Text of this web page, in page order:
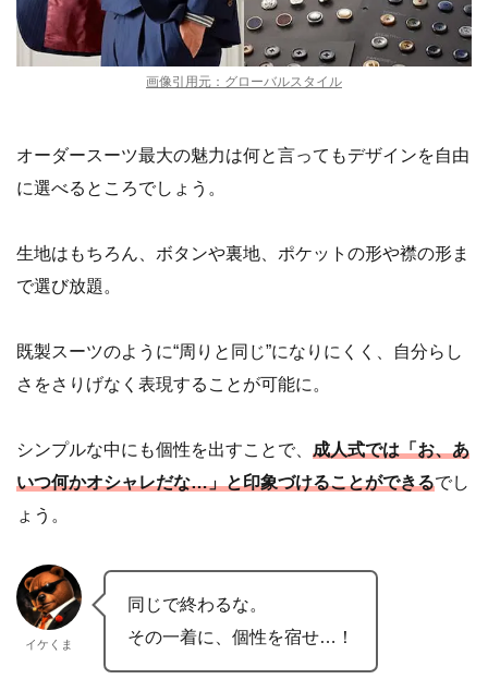
画像引用元：グローバルスタイル
オーダースーツ最大の魅力は何と言ってもデザインを自由
に選べるところでしょう。
生地はもちろん、ボタンや裏地、ポケットの形や襟の形ま
で選び放題。
既製スーツのように“周りと同じ”になりにくく、自分らし
さをさりげなく表現することが可能に。
シンプルな中にも個性を出すことで、 成人式では「お、あ
いつ何かオシャレだな…」と印象づけることができるでし
ょう。
イケくま
同じで終わるな。
その一着に、個性を宿せ…！